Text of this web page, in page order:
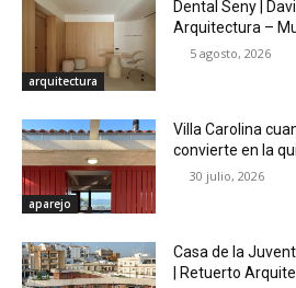
arquitectura
Dental Seny |
Arquitectura –
5 agosto, 2026
aparejo
Villa Carolina
convierte en la
30 julio, 2026
Casa de la
| Retuerto